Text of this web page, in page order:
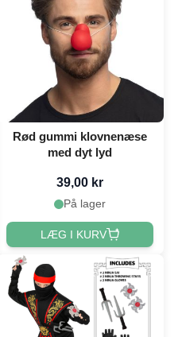
Rød gummi klovnenæse
med dyt lyd
39,00 kr
På lager
LÆG I KURV